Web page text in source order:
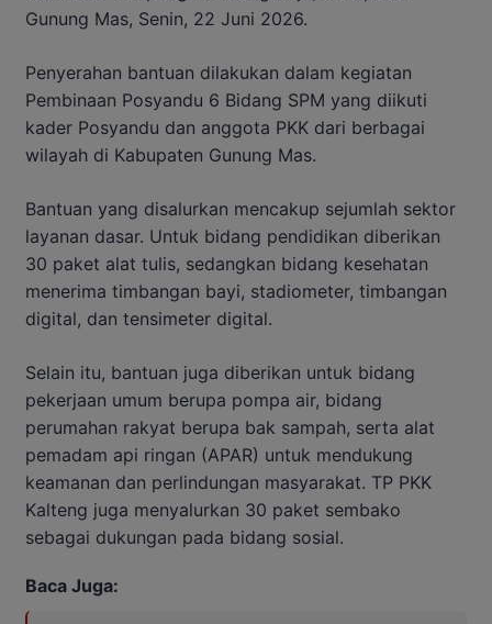
Gunung Mas, Senin, 22 Juni 2026.
Penyerahan bantuan dilakukan dalam kegiatan
Pembinaan Posyandu 6 Bidang SPM yang diikuti
kader Posyandu dan anggota PKK dari berbagai
wilayah di Kabupaten Gunung Mas.
Bantuan yang disalurkan mencakup sejumlah sektor
layanan dasar. Untuk bidang pendidikan diberikan
30 paket alat tulis, sedangkan bidang kesehatan
menerima timbangan bayi, stadiometer, timbangan
digital, dan tensimeter digital.
Selain itu, bantuan juga diberikan untuk bidang
pekerjaan umum berupa pompa air, bidang
perumahan rakyat berupa bak sampah, serta alat
pemadam api ringan (APAR) untuk mendukung
keamanan dan perlindungan masyarakat. TP PKK
Kalteng juga menyalurkan 30 paket sembako
sebagai dukungan pada bidang sosial.
Baca Juga: